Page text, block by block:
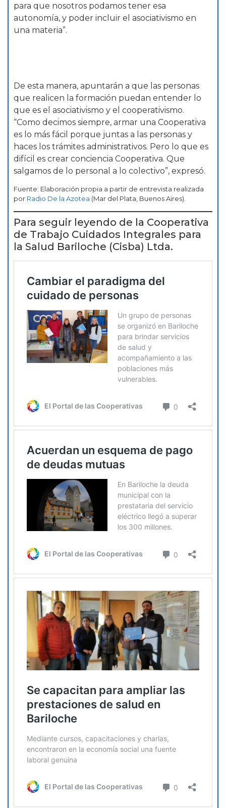
para que nosotros podamos tener esa
autonomía, y poder incluir el asociativismo en
una materia”.
De esta manera, apuntarán a que las personas
que realicen la formación puedan entender lo
que es el asociativismo y el cooperativismo.
“Como decimos siempre, armar una Cooperativa
es lo más fácil porque juntas a las personas y
haces los trámites administrativos. Pero lo que es
difícil es crear conciencia Cooperativa. Que
salgamos de lo personal a lo colectivo”, expresó.
Fuente: Elaboración propia a partir de entrevista realizada
por Radio De la Azotea (Mar del Plata, Buenos Aires).
Para seguir leyendo de la Cooperativa
de Trabajo Cuidados Integrales para
la Salud Bariloche (Cisba) Ltda.